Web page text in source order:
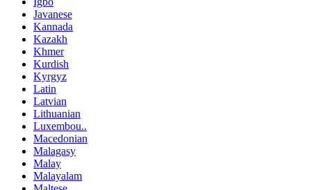
Javanese
Kannada
Kazakh
Khmer
Kurdish
Kyrgyz
Latin
Latvian
Lithuanian
Luxembou..
Macedonian
Malagasy
Malay
Malayalam